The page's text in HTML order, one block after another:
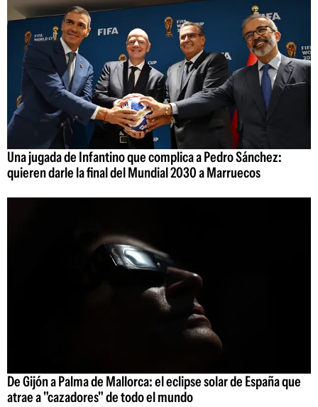
Una jugada de Infantino que complica a Pedro Sánchez:
quieren darle la final del Mundial 2030 a Marruecos
De Gijón a Palma de Mallorca: el eclipse solar de España que
atrae a "cazadores" de todo el mundo